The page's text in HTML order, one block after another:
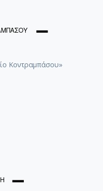
Κοντραμπάσου»